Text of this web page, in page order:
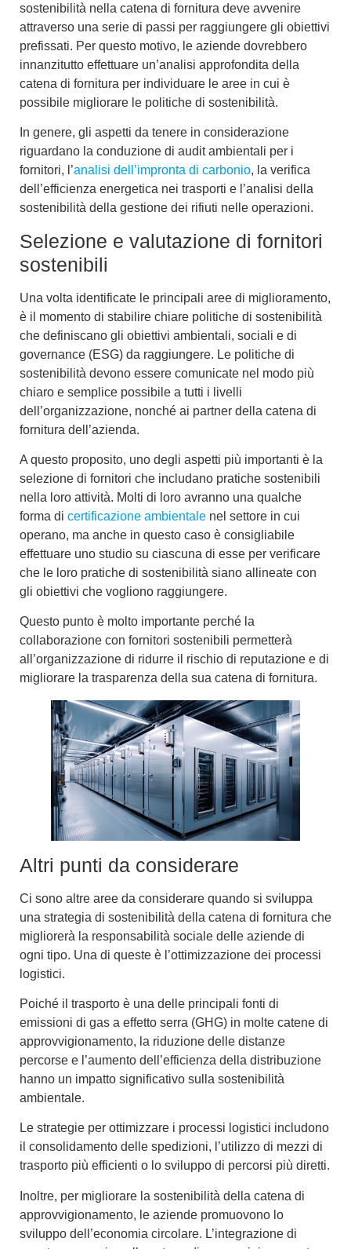
sostenibilità nella catena di fornitura deve avvenire
attraverso una serie di passi per raggiungere gli obiettivi
prefissati. Per questo motivo, le aziende dovrebbero
innanzitutto effettuare un’analisi approfondita della
catena di fornitura per individuare le aree in cui è
possibile migliorare le politiche di sostenibilità.
In genere, gli aspetti da tenere in considerazione
riguardano la conduzione di audit ambientali per i
fornitori, l’analisi dell’impronta di carbonio, la verifica
dell’efficienza energetica nei trasporti e l’analisi della
sostenibilità della gestione dei rifiuti nelle operazioni.
Selezione e valutazione di fornitori
sostenibili
Una volta identificate le principali aree di miglioramento,
è il momento di stabilire chiare politiche di sostenibilità
che definiscano gli obiettivi ambientali, sociali e di
governance (ESG) da raggiungere. Le politiche di
sostenibilità devono essere comunicate nel modo più
chiaro e semplice possibile a tutti i livelli
dell’organizzazione, nonché ai partner della catena di
fornitura dell’azienda.
A questo proposito, uno degli aspetti più importanti è la
selezione di fornitori che includano pratiche sostenibili
nella loro attività. Molti di loro avranno una qualche
forma di certificazione ambientale nel settore in cui
operano, ma anche in questo caso è consigliabile
effettuare uno studio su ciascuna di esse per verificare
che le loro pratiche di sostenibilità siano allineate con
gli obiettivi che vogliono raggiungere.
Questo punto è molto importante perché la
collaborazione con fornitori sostenibili permetterà
all’organizzazione di ridurre il rischio di reputazione e di
migliorare la trasparenza della sua catena di fornitura.
Altri punti da considerare
Ci sono altre aree da considerare quando si sviluppa
una strategia di sostenibilità della catena di fornitura che
migliorerà la responsabilità sociale delle aziende di
ogni tipo. Una di queste è l’ottimizzazione dei processi
logistici.
Poiché il trasporto è una delle principali fonti di
emissioni di gas a effetto serra (GHG) in molte catene di
approvvigionamento, la riduzione delle distanze
percorse e l’aumento dell’efficienza della distribuzione
hanno un impatto significativo sulla sostenibilità
ambientale.
Le strategie per ottimizzare i processi logistici includono
il consolidamento delle spedizioni, l’utilizzo di mezzi di
trasporto più efficienti o lo sviluppo di percorsi più diretti.
Inoltre, per migliorare la sostenibilità della catena di
approvvigionamento, le aziende promuovono lo
sviluppo dell’economia circolare. L’integrazione di